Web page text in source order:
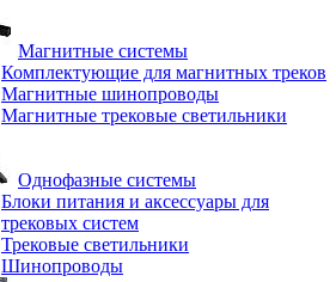
Магнитные системы
Комплектующие для магнитных треков
Магнитные шинопроводы
Магнитные трековые светильники
Однофазные системы
Блоки питания и аксессуары для
трековых систем
Трековые светильники
Шинопроводы